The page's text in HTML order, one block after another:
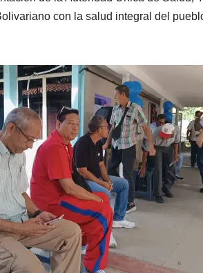
con la salud integral del